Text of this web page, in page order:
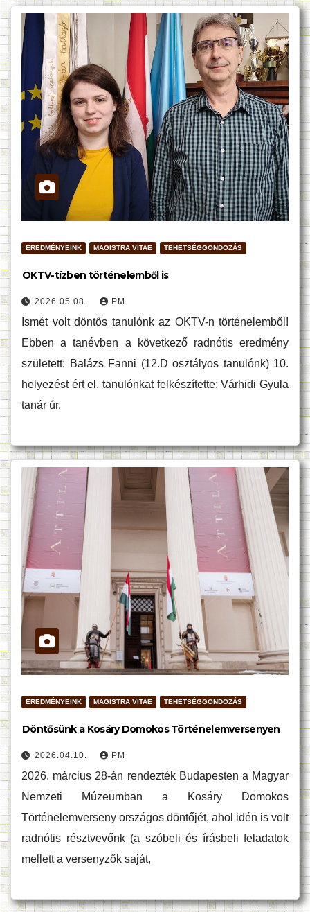
EREDMÉNYEINK MAGISTRA VITAE TEHETSÉGGONDOZÁS
OKTV-tízben történelemből is
2026.05.08. PM
Ismét volt döntős tanulónk az OKTV-n történelemből!
Ebben a tanévben a következő radnótis eredmény
született: Balázs Fanni (12.D osztályos tanulónk) 10.
helyezést ért el, tanulónkat felkészítette: Várhidi Gyula
tanár úr.
EREDMÉNYEINK MAGISTRA VITAE TEHETSÉGGONDOZÁS
Döntősünk a Kosáry Domokos Történelemversenyen
2026.04.10. PM
2026. március 28-án rendezték Budapesten a Magyar
Nemzeti Múzeumban a Kosáry Domokos
Történelemverseny országos döntőjét, ahol idén is volt
radnótis résztvevőnk (a szóbeli és írásbeli feladatok
mellett a versenyzők saját,